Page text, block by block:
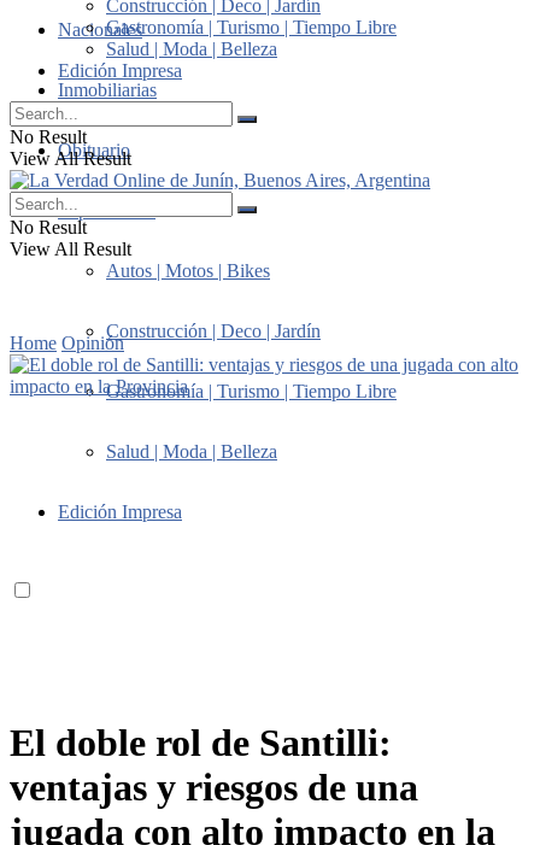
Nacionales
Inmobiliarias
Obituario
Suplementos
Autos | Motos | Bikes
Construcción | Deco | Jardín
Gastronomía | Turismo | Tiempo Libre
Salud | Moda | Belleza
Edición Impresa
Construcción | Deco | Jardín
Gastronomía | Turismo | Tiempo Libre
Salud | Moda | Belleza
Edición Impresa
No Result
View All Result
No Result
View All Result
Home Opinión
El doble rol de Santilli:
ventajas y riesgos de una
jugada con alto impacto en la